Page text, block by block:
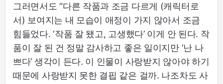
그러면서도 “다른 작품과 조금 다르게 (캐릭터로
서) 보여지는 내 모습이 애정이 가지 않아서 조금
힘들었다. ‘작품 잘 됐고, 고생했다’ 이게 안 된다. 작
품이 잘 된 건 정말 감사하고 좋은 일이지만 ‘난 나
쁘다’ 생각이 든다. 이 인물이 사랑받지 않아야 하기
때문에 사랑받지 못한 결핍 같은 걸까. 나조차도 사